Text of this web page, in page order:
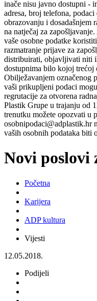
inače nisu javno dostupni -
adresa, broj telefona,
obrazovanju i dosadašnjem
na natječaj za
vaše osobne podatke
razmatranje prijave za
distribuirati, objavljivati niti
dostupnima bilo kojoj trećoj
Obilježavanjem označenog
vaši prikupljeni podaci
regrutacije za otvorena
Plastik Grupe u trajanju od
trenutku možete opozvati u
osobnipodaci@adplastik.hr
vaših osobnih podataka biti
Novi poslovi
Početna
Karijera
ADP kultura
Vijesti
12.05.2018.
Podijeli